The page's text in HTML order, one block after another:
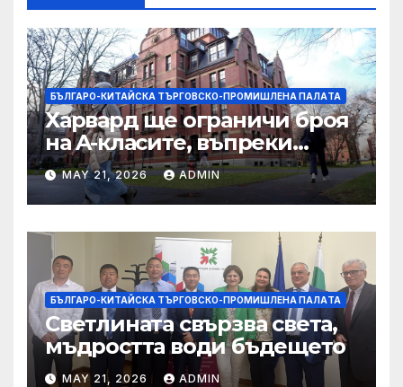
БЪЛГАРО-КИТАЙСКА ТЪРГОВСКО-ПРОМИШЛЕНА ПАЛAТА
Харвард ще ограничи броя
на A-класите, въпреки
силната съпротива на
студентите
MAY 21, 2026 ADMIN
БЪЛГАРО-КИТАЙСКА ТЪРГОВСКО-ПРОМИШЛЕНА ПАЛAТА
Светлината свързва света,
мъдростта води бъдещето
MAY 21, 2026 ADMIN